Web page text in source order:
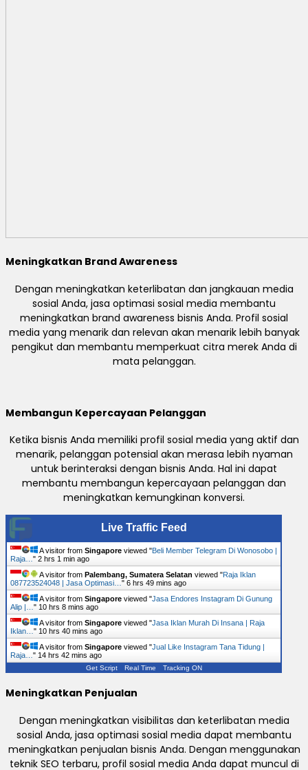
Meningkatkan Brand Awareness
Dengan meningkatkan keterlibatan dan jangkauan media
sosial Anda, jasa optimasi sosial media membantu
meningkatkan brand awareness bisnis Anda. Profil sosial
media yang menarik dan relevan akan menarik lebih banyak
pengikut dan membantu memperkuat citra merek Anda di
mata pelanggan.
Membangun Kepercayaan Pelanggan
Ketika bisnis Anda memiliki profil sosial media yang aktif dan
menarik, pelanggan potensial akan merasa lebih nyaman
untuk berinteraksi dengan bisnis Anda. Hal ini dapat
membantu membangun kepercayaan pelanggan dan
meningkatkan kemungkinan konversi.
Live Traffic Feed
A visitor from Singapore viewed "Beli Member Telegram Di Wonosobo |
Raja… " 2 hrs 1 min ago
A visitor from Palembang, Sumatera Selatan viewed "Raja Iklan
087723524048 | Jasa Optimasi… " 6 hrs 49 mins ago
A visitor from Singapore viewed "Jasa Endores Instagram Di Gunung
Alip |… " 10 hrs 8 mins ago
A visitor from Singapore viewed "Jasa Iklan Murah Di Insana | Raja
Iklan… " 10 hrs 40 mins ago
A visitor from Singapore viewed "Jual Like Instagram Tana Tidung |
Raja… " 14 hrs 42 mins ago
Get Script Real Time Tracking ON
Meningkatkan Penjualan
Dengan meningkatkan visibilitas dan keterlibatan media
sosial Anda, jasa optimasi sosial media dapat membantu
meningkatkan penjualan bisnis Anda. Dengan menggunakan
teknik SEO terbaru, profil sosial media Anda dapat muncul di